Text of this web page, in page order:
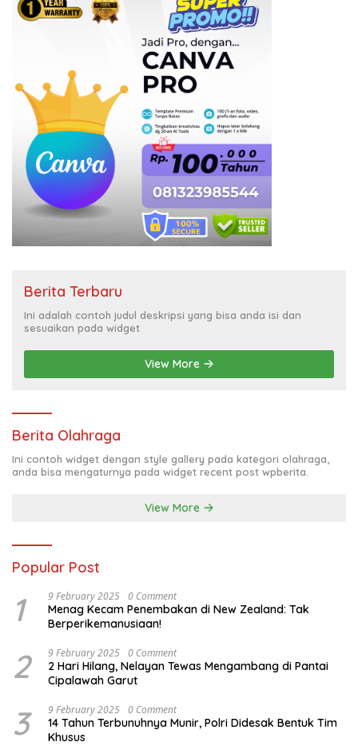
Berita Terbaru
Ini adalah contoh judul deskripsi yang bisa anda isi dan
sesuaikan pada widget
View More
Berita Olahraga
Ini contoh widget dengan style gallery pada kategori olahraga,
anda bisa mengaturnya pada widget recent post wpberita.
View More
Popular Post
1 9 February 2025 0 Comment
Menag Kecam Penembakan di New Zealand: Tak
Berperikemanusiaan!
2 9 February 2025 0 Comment
2 Hari Hilang, Nelayan Tewas Mengambang di Pantai
Cipalawah Garut
3 9 February 2025 0 Comment
14 Tahun Terbunuhnya Munir, Polri Didesak Bentuk Tim
Khusus